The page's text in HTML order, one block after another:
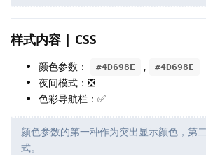
样式内容 | CSS
颜色参数： #4D698E , #4D698E
夜间模式：❎
色彩导航栏：✅
颜色参数的第一种作为突出显示颜色，第
式。